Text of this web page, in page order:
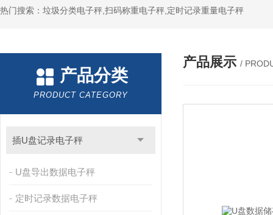
热门搜索：垃圾分类电子秤,扫码称重电子秤,定时记录重量电子秤
产品分类
PRODUCT CATEGORY
插U盘记录电子秤
U盘导出数据电子秤
定时记录数据电子秤
产品展示 /